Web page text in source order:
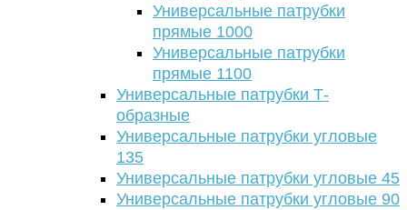
Универсальные патрубки
прямые 1000
Универсальные патрубки
прямые 1100
Универсальные патрубки Т-
образные
Универсальные патрубки угловые
135
Универсальные патрубки угловые 45
Универсальные патрубки угловые 90